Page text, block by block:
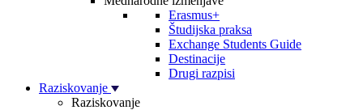
Erasmus+
Študijska praksa
Exchange Students Guide
Destinacije
Drugi razpisi
Raziskovanje
Raziskovanje